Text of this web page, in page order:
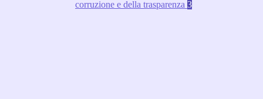
corruzione e della trasparenza 3